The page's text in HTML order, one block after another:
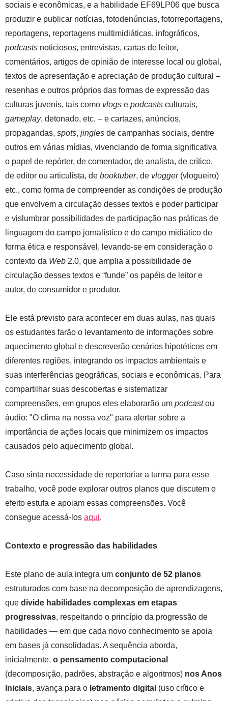
sociais e econômicas, e a habilidade EF69LP06 que busca
produzir e publicar notícias, fotodenúncias, fotorreportagens,
reportagens, reportagens multimidiáticas, infográficos,
podcasts noticiosos, entrevistas, cartas de leitor,
comentários, artigos de opinião de interesse local ou global,
textos de apresentação e apreciação de produção cultural –
resenhas e outros próprios das formas de expressão das
culturas juvenis, tais como vlogs e podcasts culturais,
gameplay, detonado, etc. – e cartazes, anúncios,
propagandas, spots, jingles de campanhas sociais, dentre
outros em várias mídias, vivenciando de forma significativa
o papel de repórter, de comentador, de analista, de crítico,
de editor ou articulista, de booktuber, de vlogger(vlogueiro)
etc., como forma de compreender as condições de produção
que envolvem a circulação desses textos e poder participar
e vislumbrar possibilidades de participação nas práticas de
linguagem do campo jornalístico e do campo midiático de
forma ética e responsável, levando-se em consideração o
contexto da Web 2.0, que amplia a possibilidade de
circulação desses textos e “funde” os papéis de leitor e
autor, de consumidor e produtor.
Ele está previsto para acontecer em duas aulas, nas quais
os estudantes farão o levantamento de informações sobre
aquecimento global e descreverão cenários hipotéticos em
diferentes regiões, integrando os impactos ambientais e
suas interferências geográficas, sociais e econômicas. Para
compartilhar suas descobertas e sistematizar
compreensões, em grupos eles elaborarão um podcastou
áudio: "O clima na nossa voz" para alertar sobre a
importância de ações locais que minimizem os impactos
causados pelo aquecimento global.
Caso sinta necessidade de repertoriar a turma para esse
trabalho, você pode explorar outros planos que discutem o
efeito estufa e apoiam essas compreensões. Você
consegue acessá-los aqui.
Contexto e progressão das habilidades
Este plano de aula integra um conjunto de 52 planos
estruturados com base na decomposição de aprendizagens,
que divide habilidades complexas em etapas
progressivas, respeitando o princípio da progressão de
habilidades — em que cada novo conhecimento se apoia
em bases já consolidadas. A sequência aborda,
inicialmente, o pensamento computacional
(decomposição, padrões, abstração e algoritmos) nos Anos
Iniciais, avança para o letramento digital (uso crítico e